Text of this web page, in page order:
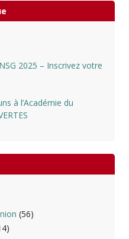
2025 – Inscrivez votre
à l’Académie du
(56)